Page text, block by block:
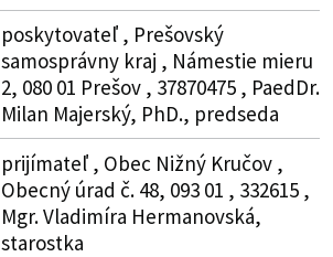
poskytovateľ , Prešovský
samosprávny kraj , Námestie mieru
2, 080 01 Prešov , 37870475 , PaedDr.
Milan Majerský, PhD., predseda
prijímateľ , Obec Nižný Kručov ,
Obecný úrad č. 48, 093 01 , 332615 ,
Mgr. Vladimíra Hermanovská,
starostka